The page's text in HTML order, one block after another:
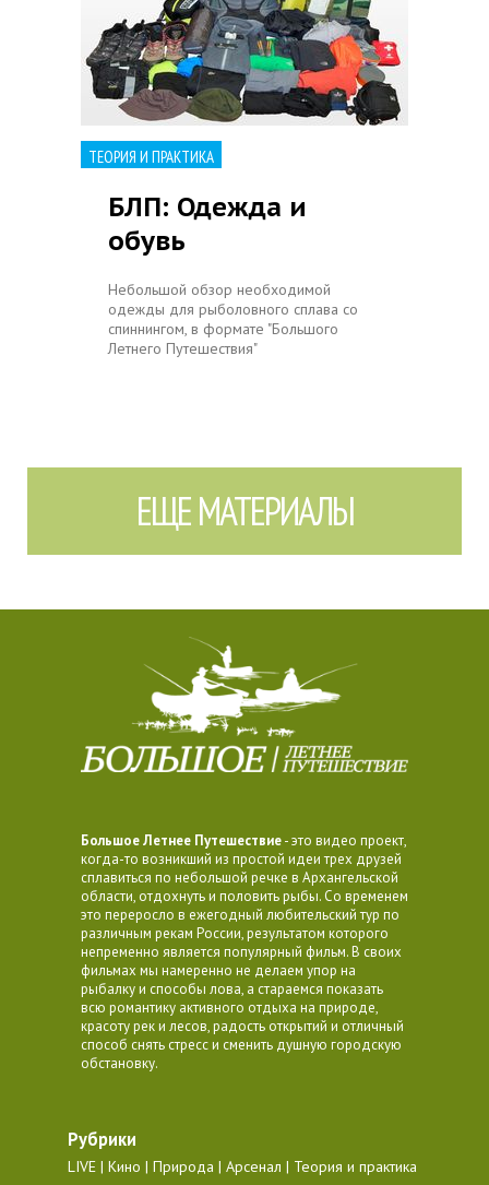
ТЕОРИЯ И ПРАКТИКА
БЛП: Одежда и
обувь
Небольшой обзор необходимой
одежды для рыболовного сплава со
спиннингом, в формате "Большого
Летнего Путешествия"
ЕЩЕ МАТЕРИАЛЫ
Большое Летнее Путешествие- это видео проект,
когда-то возникший из простой идеи трех друзей
сплавиться по небольшой речке в Архангельской
области, отдохнуть и половить рыбы. Со временем
это переросло в ежегодный любительский тур по
различным рекам России, результатом которого
непременно является популярный фильм. В своих
фильмах мы намеренно не делаем упор на
рыбалку и способы лова, а стараемся показать
всю романтику активного отдыха на природе,
красоту рек и лесов, радость открытий и отличный
способ снять стресс и сменить душную городскую
обстановку.
Рубрики
LIVE Кино Природа Арсенал Теория и практика